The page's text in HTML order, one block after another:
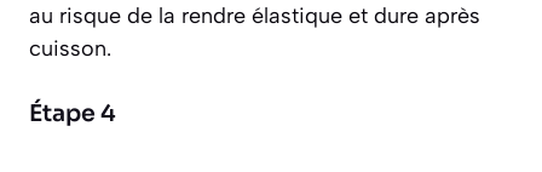
au risque de la rendre élastique et dure après
cuisson.
Étape 4